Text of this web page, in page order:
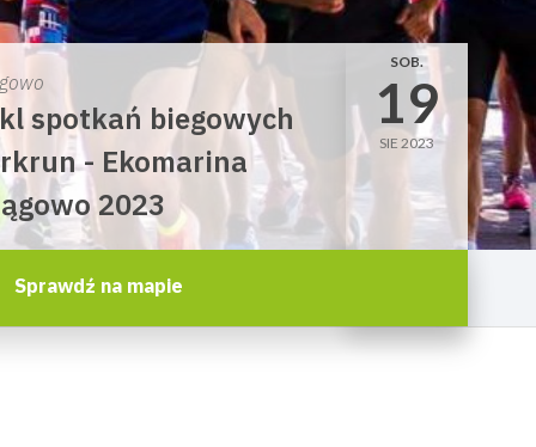
spotkań biegowych
- Ekomarina
2023
SOB.
19
SIE 2023
Sprawdź na mapie